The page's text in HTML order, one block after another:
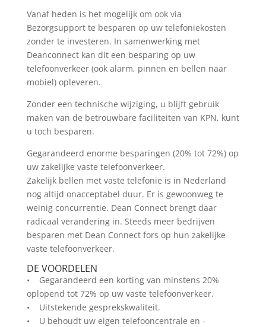
Vanaf heden is het mogelijk om ook via
Bezorgsupport te besparen op uw telefoniekosten
zonder te investeren. In samenwerking met
Deanconnect kan dit een besparing op uw
telefoonverkeer (ook alarm, pinnen en bellen naar
mobiel) opleveren.
Zonder een technische wijziging, u blijft gebruik
maken van de betrouwbare faciliteiten van KPN, kunt
u toch besparen.
Gegarandeerd enorme besparingen (20% tot 72%) op
uw zakelijke vaste telefoonverkeer.
Zakelijk bellen met vaste telefonie is in Nederland
nog altijd onacceptabel duur. Er is gewoonweg te
weinig concurrentie. Dean Connect brengt daar
radicaal verandering in. Steeds meer bedrijven
besparen met Dean Connect fors op hun zakelijke
vaste telefoonverkeer.
DE VOORDELEN
• Gegarandeerd een korting van minstens 20%
oplopend tot 72% op uw vaste telefoonverkeer.
• Uitstekende gesprekskwaliteit.
• U behoudt uw eigen telefooncentrale en -